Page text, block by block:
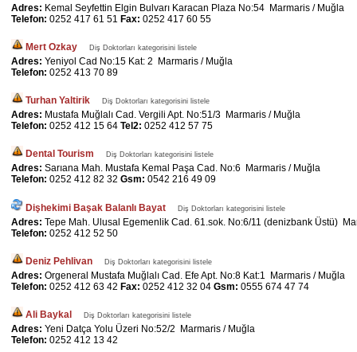
Adres: Kemal Seyfettin Elgin Bulvarı Karacan Plaza No:54 Marmaris / Muğla
Telefon: 0252 417 61 51 Fax: 0252 417 60 55
Mert Ozkay Diş Doktorları kategorisini listele
Adres: Yeniyol Cad No:15 Kat: 2 Marmaris / Muğla
Telefon: 0252 413 70 89
Turhan Yaltirik Diş Doktorları kategorisini listele
Adres: Mustafa Muğlalı Cad. Vergili Apt. No:51/3 Marmaris / Muğla
Telefon: 0252 412 15 64 Tel2: 0252 412 57 75
Dental Tourism Diş Doktorları kategorisini listele
Adres: Sarıana Mah. Mustafa Kemal Paşa Cad. No:6 Marmaris / Muğla
Telefon: 0252 412 82 32 Gsm: 0542 216 49 09
Dişhekimi Başak Balanlı Bayat Diş Doktorları kategorisini listele
Adres: Tepe Mah. Ulusal Egemenlik Cad. 61.sok. No:6/11 (denizbank Üstü)
Telefon: 0252 412 52 50
Deniz Pehlivan Diş Doktorları kategorisini listele
Adres: Orgeneral Mustafa Muğlalı Cad. Efe Apt. No:8 Kat:1 Marmaris / Muğla
Telefon: 0252 412 63 42 Fax: 0252 412 32 04 Gsm: 0555 674 47 74
Ali Baykal Diş Doktorları kategorisini listele
Adres: Yeni Datça Yolu Üzeri No:52/2 Marmaris / Muğla
Telefon: 0252 412 13 42